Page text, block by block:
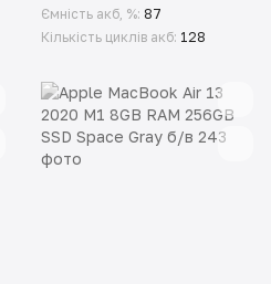
Ємність акб, % 87
Кількість циклів акб 128